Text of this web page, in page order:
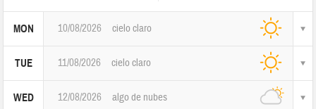
MON 10/08/2026 cielo claro
TUE 11/08/2026 cielo claro
WED 12/08/2026 algo de nubes